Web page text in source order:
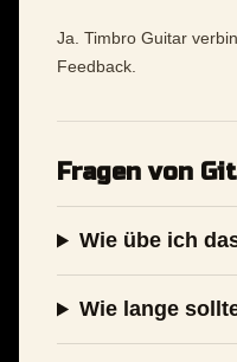
Ja. Timbro Guitar
Feedback.
Fragen von
Wie übe ich
Wie lange